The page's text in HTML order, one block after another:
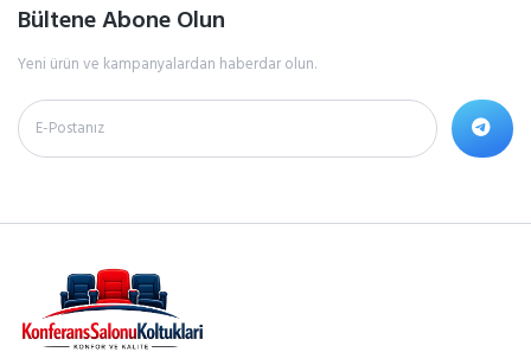
Bültene Abone Olun
Yeni ürün ve kampanyalardan haberdar olun.